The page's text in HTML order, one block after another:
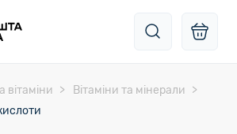
вітаміни
Вітаміни та мінерали